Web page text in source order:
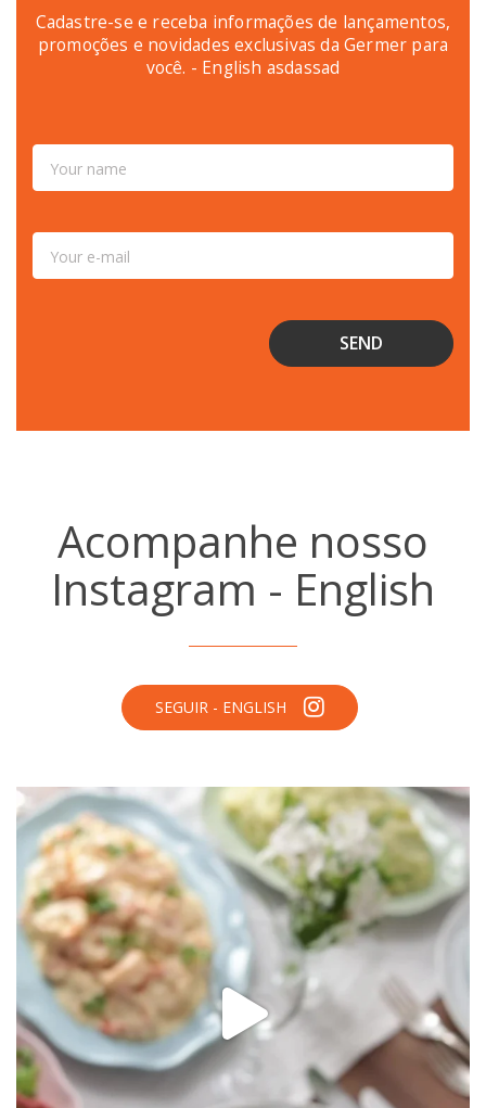
Cadastre-se e receba informações de lançamentos,
promoções e novidades exclusivas da Germer para
você. - English asdassad
Acompanhe nosso
Instagram - English
SEGUIR - ENGLISH